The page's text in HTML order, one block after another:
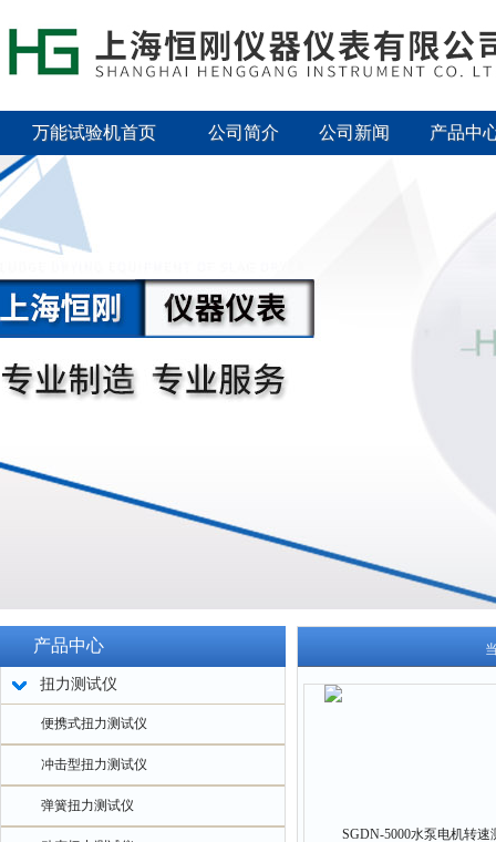
万能试验机首页 公司简介 公司新闻 产品中
产品中心
扭力测试仪
便携式扭力测试仪
冲击型扭力测试仪
弹簧扭力测试仪